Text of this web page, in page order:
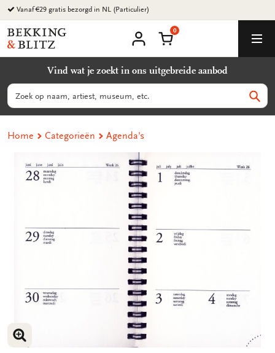
Ga
naar
content
Vanaf €29 gratis bezorgd in NL (Particulier)
Bekking
&
B.V.
account
Winkelmand
0
Vind wat je zoekt in ons uitgebreide aanbod
Zoeken
Home Categorieën Agenda's
VERGROOT AFBEELDING